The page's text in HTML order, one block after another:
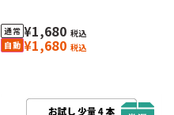
¥1,680 税込
¥1,680 税込